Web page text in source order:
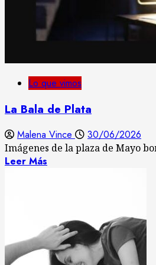
Lo que vimos
La Bala de Plata
Malena Vince 30/06/2026
Imágenes de la plaza de Mayo
Leer Más